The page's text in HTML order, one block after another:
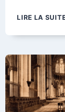
LIRE LA